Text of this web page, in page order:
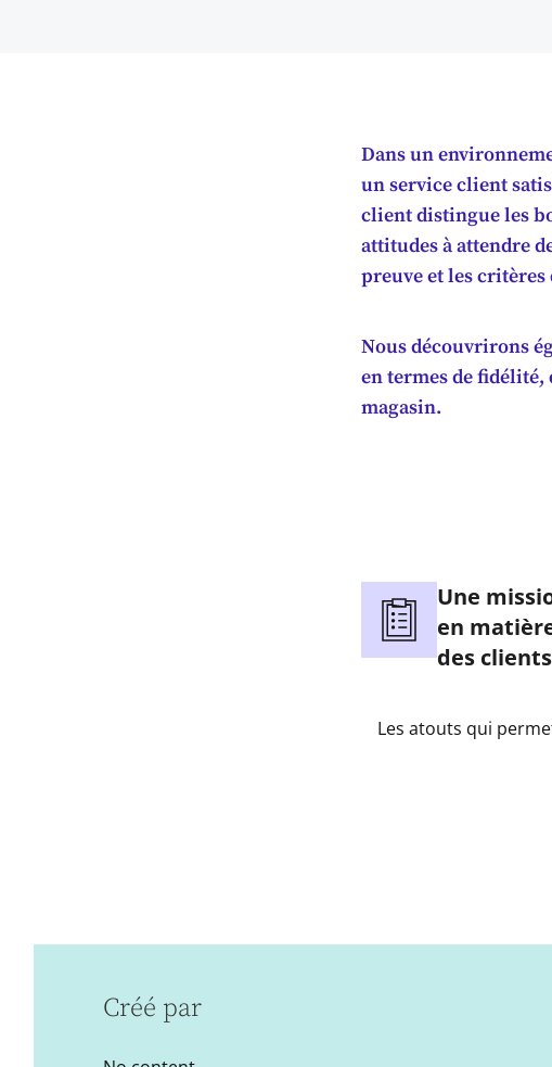
Dans un
un service client
client distingue les
attitudes à attendre
preuve et les
Nous découvrirons
en termes de
magasin.
Une
en
des clients
Les atouts qui
Créé par